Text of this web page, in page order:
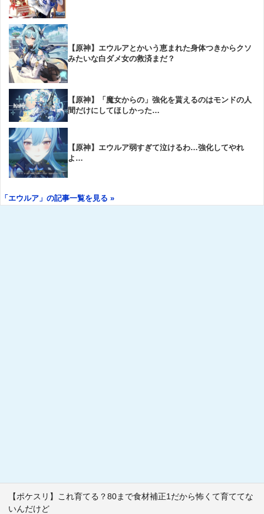
【原神】エウルアとかいう恵まれた身体つきからクソ
みたいな白ダメ女の救済まだ？
【原神】「魔女からの」強化を貰えるのはモンドの人
間だけにしてほしかった…
【原神】エウルア弱すぎて泣けるわ…強化してやれ
よ…
「エウルア」の記事一覧を見る »
【ポケスリ】これ育てる？80まで食材補正1だから怖くて育ててな
いんだけど